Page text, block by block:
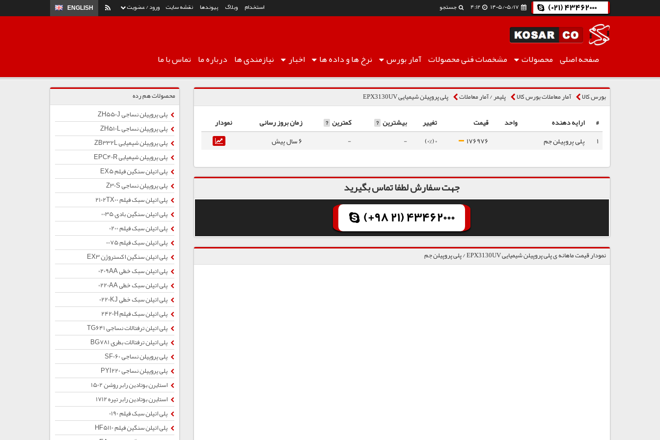
ورود / عضویت ENGLISH استخدام وبلاگ پیوندها نقشه سایت (021) 43462000
4:12 جستجو
صفحه اصلی محصولات مشخصات فنیمحصولات آماربورس نرخ هاو داده ها اخبار نیازمندی ها درباره ما تماس با ما پلی پروپیلن شیمیایی EPX3130UV
بورس کالا آمار معاملات بورس کالا پلیمر / آمار معاملات پلی پروپیلن شیمیایی EPX3130UV
# ارایه دهنده واحد قیمت تغییر بیشترین ? کمترین ? زمان بروز رسانی
نمودار
1
پلی پروپیلن جم 176976
0 (0%)
-
- 6 سال پیش
جهت سفارش لطفا تماس بگیرید
(+98 21) 43462000
نمودار قیمت ماهانه ی پلی پروپیلن شیمیایی EPX3130UV / پلی پروپیلن جم
محصولات هم رده
پلی پروپیلن نساجی ZH550J
پلی پروپیلن نساجی ZH510L
پلی پروپیلن شیمیایی ZB332L
پلی پروپیلن شیمیایی EPC40R
پلی اتیلن سنگین فیلم EX5
پلی پروپیلن نساجی Z30S
پلی اتیلن سبک فیلم 2102TX00
پلی اتیلن سنگین بادی 0035
پلی اتیلن سبک فیلم 0200
پلی اتیلن سبک فیلم 0075
پلی اتیلن سنگین اکستروژن EX3
پلی اتیلن سبک خطی 0209AA
پلی اتیلن سبک خطی 0220AA
پلی اتیلن سبک خطی 0220KJ
پلی اتیلن سبک فیلم 2420H
پلی اتیلن ترفتالات نساجی TG641
پلی اتیلن ترفتالات بطری BG781
پلی پروپیلن نساجی SF060
پلی پروپیلن نساجی PYI220
استایرن بوتادین رابر روشن 1502
استایرن بوتادین رابر تیره 1712
پلی اتیلن سبک فیلم 0190
پلی اتیلن سنگین فیلم HF5110